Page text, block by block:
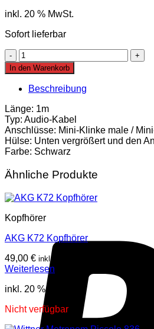
inkl. 20 % MwSt.
Sofort lieferbar
Stagg
SAC1MPS
Kabel
1m
In den Warenkorb
Beschreibung
Länge: 1m
Typ: Audio-Kabel
Anschlüsse: Mini-Klinke male /
Hülse: Unten vergrößert und den
Farbe: Schwarz
Ähnliche Produkte
Kopfhörer
AKG K72 Kopfhörer
49,00 € inkl. Mwst
Weiterlesen
inkl. 20 % MwSt.
Nicht verfügbar